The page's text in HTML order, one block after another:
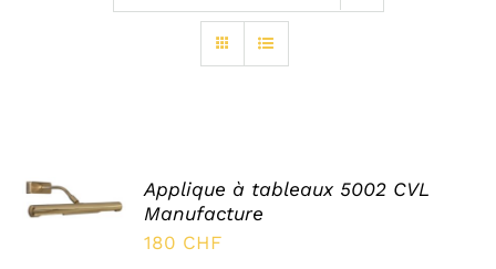
OPTIONS
/
Applique à tableaux 5002 CVL
Manufacture
180 CHF